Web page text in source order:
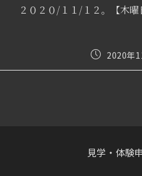
２０２０/１１/１２。【木
投
2020年
見学・体験